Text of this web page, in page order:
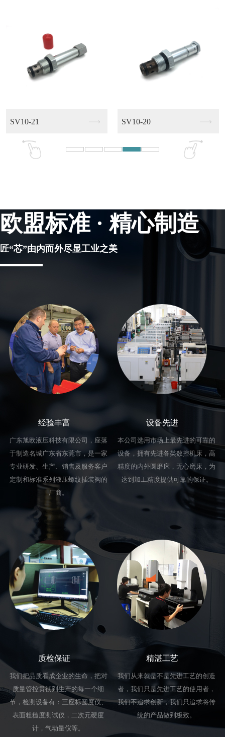
XO-Z0106 XO-Z0105
欧盟标准 · 精心制造
匠“芯”由内而外尽显工业之美
经验丰富
广东旭欧液压科技有限公司，座落
于制造名城广东省东莞市，是一家
专业研发、生产、销售及服务客户
定制和标准系列液压螺纹插装阀的
厂商。
设备先进
本公司选用市场上最先进的可靠的
设备，拥有先进各类数控机床，高
精度的内外圆磨床，无心磨床，为
达到加工精度提供可靠的保证。
质检保证
我们把品质看成企业的生命，把对
质量管控贯彻到生产的每一个细
节，检测设备有：三座标圆度仪、
表面粗糙度测试仪，二次元硬度
计，气动量仪等。
精湛工艺
我们从来就是不是先进工艺的创造
者，我们只是先进工艺的使用者，
我们不追求创新，我们只追求将传
统的产品做到极致。